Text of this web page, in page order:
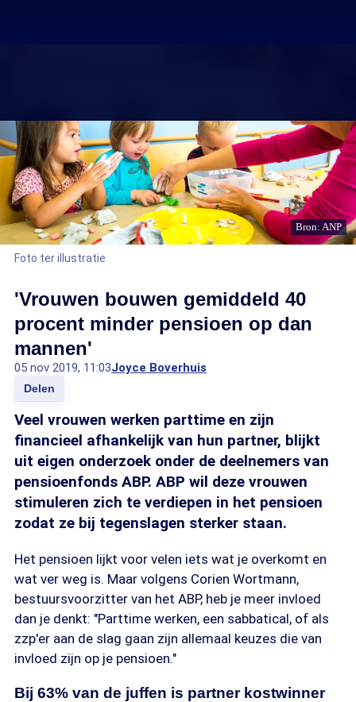
Bron: ANP
Foto ter illustratie
'Vrouwen bouwen gemiddeld 40
procent minder pensioen op dan
mannen'
05 nov 2019, 11:03Joyce Boverhuis
Delen
Veel vrouwen werken parttime en zijn
financieel afhankelijk van hun partner, blijkt
uit eigen onderzoek onder de deelnemers van
pensioenfonds ABP. ABP wil deze vrouwen
stimuleren zich te verdiepen in het pensioen
zodat ze bij tegenslagen sterker staan.
Het pensioen lijkt voor velen iets wat je overkomt en
wat ver weg is. Maar volgens Corien Wortmann,
bestuursvoorzitter van het ABP, heb je meer invloed
dan je denkt: "Parttime werken, een sabbatical, of als
zzp'er aan de slag gaan zijn allemaal keuzes die van
invloed zijn op je pensioen."
Bij 63% van de juffen is partner kostwinner